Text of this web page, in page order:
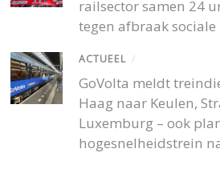
railsector samen 24
tegen afbraak sociale
ACTUEEL /
GoVolta meldt
Haag naar Keulen,
Luxemburg – ook
hogesnelheidstrein